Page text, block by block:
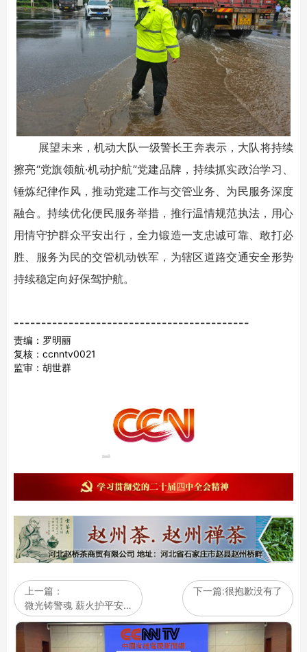
展望未来，机动大队一级警长王奔表示，大队将持续
擦亮“党旗领航·机动护航”党建品牌，持续抓实政治学习、
锤炼纪律作风，推动党建工作与交管业务、为民服务深度
融合。持续优化便民服务举措，推行温情规范执法，用心
用情守护群众平安出行，全力锻造一支忠诚可靠、敢打必
胜、服务为民的交管机动铁军，为辖区道路交通安全形势
持续稳定向好保驾护航。
-------------------------------------------
责编：罗明丽
复核：ccnntv0021
监审：胡世群
上一篇：
微光铸警魂 薪火护平安…
下一篇:很抱歉没有了